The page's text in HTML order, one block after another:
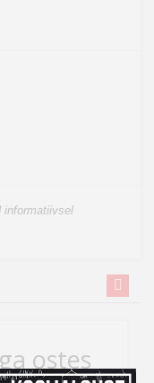
informatiivsel
ostes